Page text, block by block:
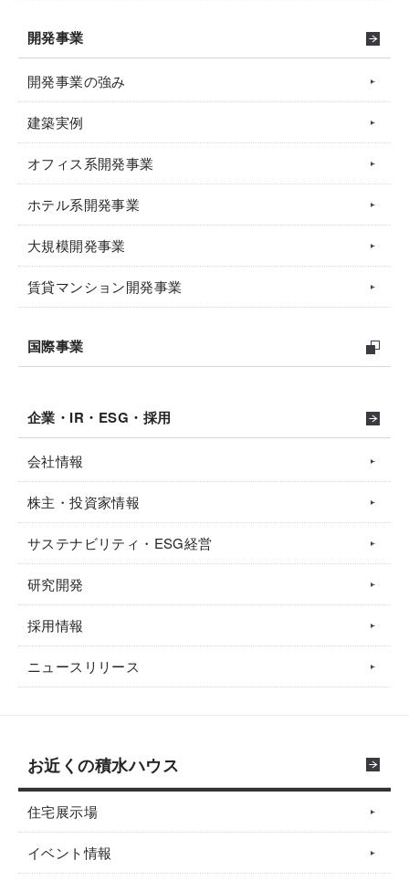
開発事業
開発事業の強み
建築実例
オフィス系開発事業
ホテル系開発事業
大規模開発事業
賃貸マンション開発事業
国際事業
企業・IR・ESG・採用
会社情報
株主・投資家情報
サステナビリティ・ESG経営
研究開発
採用情報
ニュースリリース
お近くの積水ハウス
住宅展示場
イベント情報